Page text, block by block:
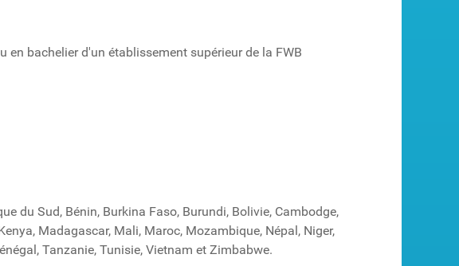
bachelier d'un établissement supérieur de la FWB
du Sud, Bénin, Burkina Faso, Burundi, Bolivie, Cambodge,
Madagascar, Mali, Maroc, Mozambique, Népal, Niger,
Tanzanie, Tunisie, Vietnam et Zimbabwe.